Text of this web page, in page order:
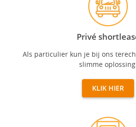
Privé
Als particulier kun je bij ons
slimme
KLIK HIER